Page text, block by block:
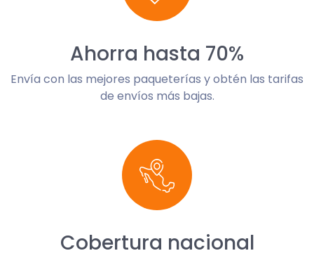
Ahorra hasta 70%
Envía con las mejores paqueterías y obtén las tarifas
de envíos más bajas.
Cobertura nacional